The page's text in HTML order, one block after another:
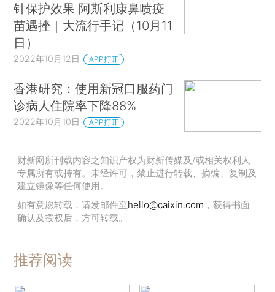
针保护效果 阿斯利康鼻喷疫
苗遇挫｜大流行手记（10月11
日）
2022年10月12日 APP打开
香港研究：使用新冠口服药门
诊病人住院率下降88%
2022年10月10日 APP打开
财新网所刊载内容之知识产权为财新传媒及/或相关权利人
专属所有或持有。未经许可，禁止进行转载、摘编、复制及
建立镜像等任何使用。
如有意愿转载，请发邮件至hello@caixin.com ，获得书面
确认及授权后，方可转载。
推荐阅读